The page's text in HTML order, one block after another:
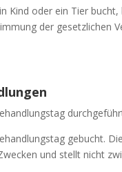
Kind oder ein Tier
der gesetzlichen
gebucht.
und stellt nicht